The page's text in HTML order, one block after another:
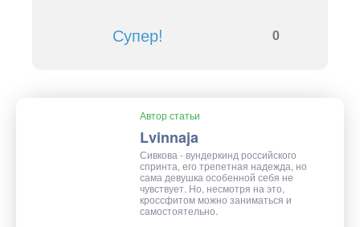
Супер! 0
Автор статьи
Lvinnaja
Сивкова - вундеркинд российского
спринта, его трепетная надежда, но
сама девушка особенной себя не
чувствует. Но, несмотря на это,
кроссфитом можно заниматься и
самостоятельно.